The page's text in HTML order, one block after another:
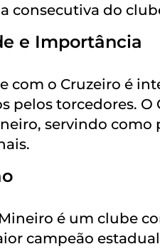
consecutiva do
e Importância
com o Cruzeiro é
pelos torcedores.
servindo como
é um clube
campeão